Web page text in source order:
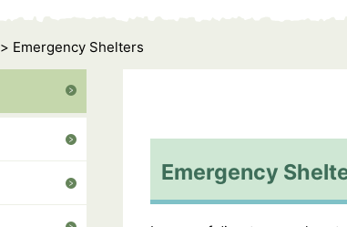
> Emergency Shelters
Emergency